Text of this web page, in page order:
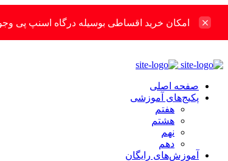
امکان خرید اقساطی بوسیله درگاه اسنپ پی
صفحه اصلی
پکیج‌های آموزشی
هفتم
هشتم
نهم
دهم
آموزش‌های رایگان